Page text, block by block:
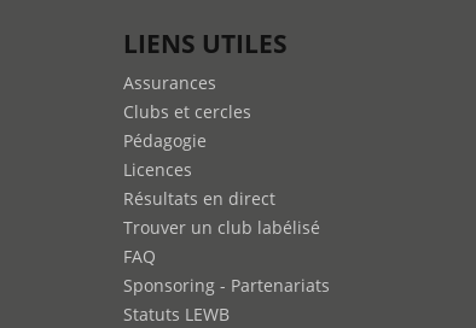
LIENS UTILES
Assurances
Clubs et cercles
Pédagogie
Licences
Résultats en direct
Trouver un club labélisé
FAQ
Sponsoring - Partenariats
Statuts LEWB